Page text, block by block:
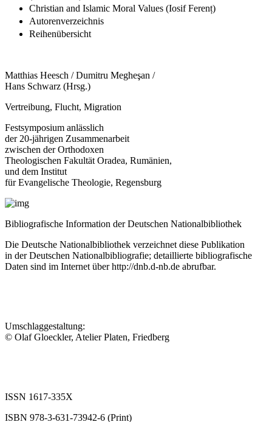
Christian and Islamic Moral Values (Iosif Ferenț)
Autorenverzeichnis
Reihenübersicht
Matthias Heesch / Dumitru Megheşan /
Hans Schwarz (Hrsg.)
Vertreibung, Flucht, Migration
Festsymposium anlässlich
der 20-jährigen Zusammenarbeit
zwischen der Orthodoxen
Theologischen Fakultät Oradea, Rumänien,
und dem Institut
für Evangelische Theologie, Regensburg
Bibliografische Information der Deutschen Nationalbibliothek
Die Deutsche Nationalbibliothek verzeichnet diese Publikation
in der Deutschen Nationalbibliografie; detaillierte bibliografische
Daten sind im Internet überhttp://dnb.d-nb.de abrufbar.
Umschlaggestaltung:
© Olaf Gloeckler, Atelier Platen, Friedberg
ISSN 1617-335X
ISBN 978-3-631-73942-6 (Print)